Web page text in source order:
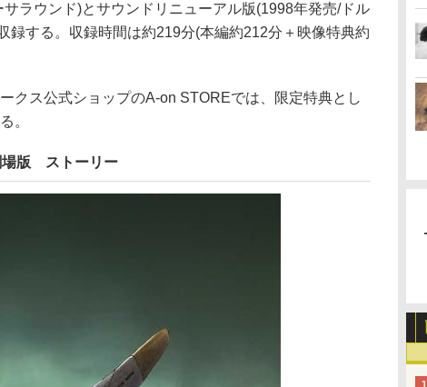
ラウンド)とサウンドリニューアル版(1998年発売/ドル
録する。収録時間は約219分(本編約212分＋映像特典約
クス公式ショップのA-on STOREでは、限定特典とし
。
場版 ストーリー